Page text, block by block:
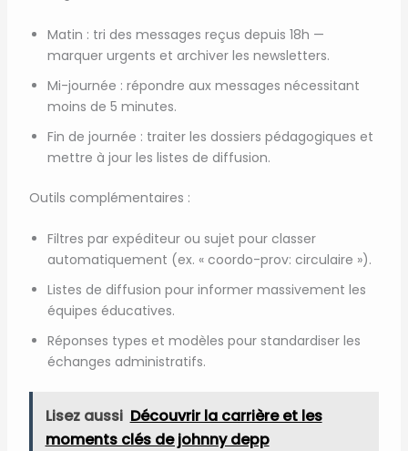
Matin : tri des messages reçus depuis 18h —
marquer urgents et archiver les newsletters.
Mi-journée : répondre aux messages nécessitant
moins de 5 minutes.
Fin de journée : traiter les dossiers pédagogiques et
mettre à jour les listes de diffusion.
Outils complémentaires :
Filtres par expéditeur ou sujet pour classer
automatiquement (ex. « coordo-prov: circulaire »).
Listes de diffusion pour informer massivement les
équipes éducatives.
Réponses types et modèles pour standardiser les
échanges administratifs.
Lisez aussi Découvrir la carrière et les
moments clés de johnny depp